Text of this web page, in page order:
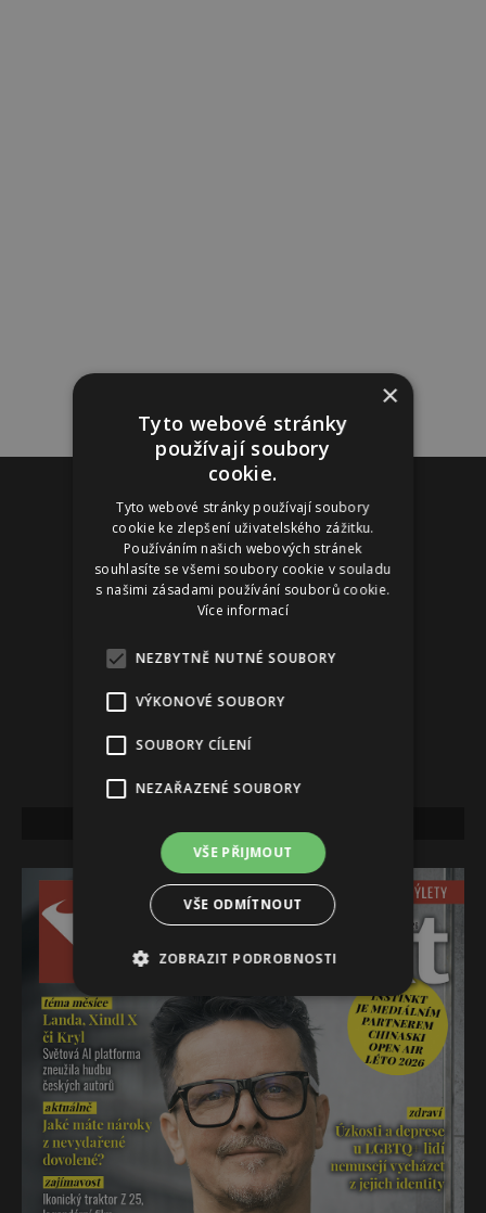
Reklama
×
Tyto webové stránky
používají soubory
cookie.
Tyto webové stránky používají soubory
cookie ke zlepšení uživatelského zážitku.
Používáním našich webových stránek
souhlasíte se všemi soubory cookie v souladu
s našimi zásadami používání souborů cookie.
Více informací
NEZBYTNĚ NUTNÉ SOUBORY
VÝKONOVÉ SOUBORY
SOUBORY CÍLENÍ
NEZAŘAZENÉ SOUBORY
VŠE PŘIJMOUT
VŠE ODMÍTNOUT
ZOBRAZIT PODROBNOSTI